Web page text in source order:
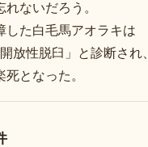
ないだろう。
した白毛馬アオラキは
放性脱臼」と診断され、
となった。